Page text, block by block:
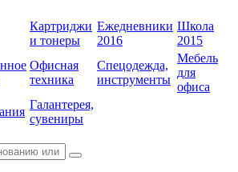
Картриджи
и тонеры
Ежедневники
2016
Школа
2015
Офисная
техника
Спецодежда,
инструменты
Мебель
для
офиса
Галантерея,
сувениры